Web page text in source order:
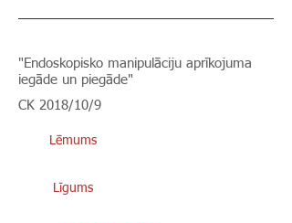
"Endoskopisko manipulāciju aprīkojuma
iegāde un piegāde"
CK 2018/10/9
Lēmums
Līgums